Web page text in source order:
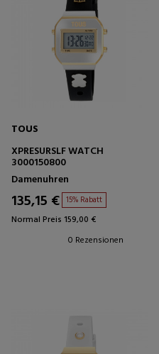
TOUS
XPRESURSLF WATCH
3000150800
Damenuhren
135,15 € 15% Rabatt
Normal Preis 159,00 €
0 Rezensionen